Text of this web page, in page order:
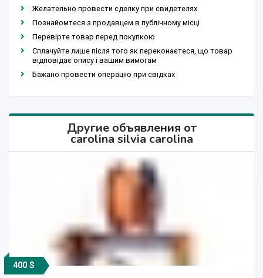
Желательно провести сделку при свидетелях
Познайомтеся з продавцем в публічному місці
Перевірте товар перед покупкою
Сплачуйте лише після того як переконаєтеся, що товар
відповідає опису і вашим вимогам
Бажано провести операцію при свідках
Другие объявления от
carolina silvia carolina
400 $